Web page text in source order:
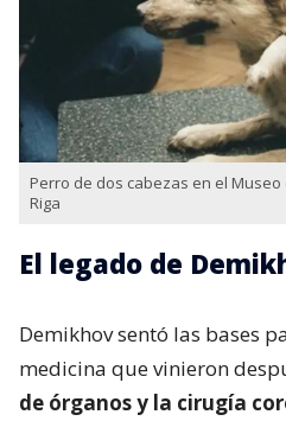
Perro de dos cabezas en el
Riga
El legado de
Demikhov sentó las bases
medicina que vinieron
de órganos y la cirugía